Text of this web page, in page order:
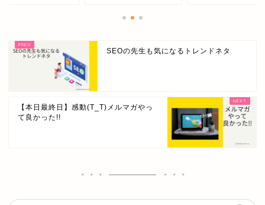
SEOの先生も気になるトレンドネタ
【本日最終日】感動(T_T)メルマガやっ
て良かった!!